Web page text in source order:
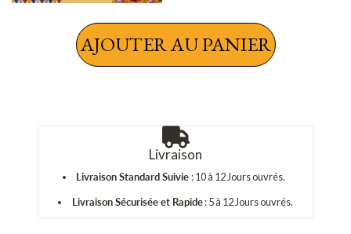
AJOUTER AU PANIER
Livraison
Livraison Standard Suivie : 10 à 12 Jours ouvrés.
Livraison Sécurisée et Rapide: 5 à 12 Jours ouvrés.